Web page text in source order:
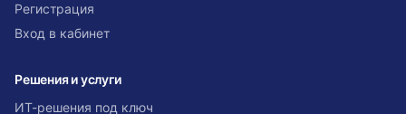
Регистрация
Вход в кабинет
Решения и услуги
ИТ-решения под ключ